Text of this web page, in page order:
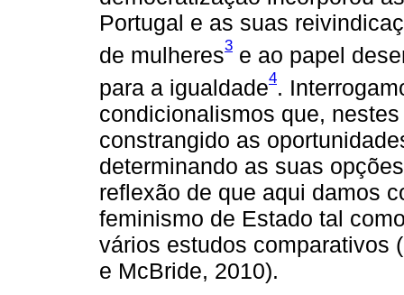
Portugal e as suas
de mulheres3 e ao papel
para a igualdade4.
condicionalismos que,
constrangido as
determinando as suas
reflexão de que aqui damos
feminismo de Estado tal
vários estudos comparativos
e McBride, 2010).